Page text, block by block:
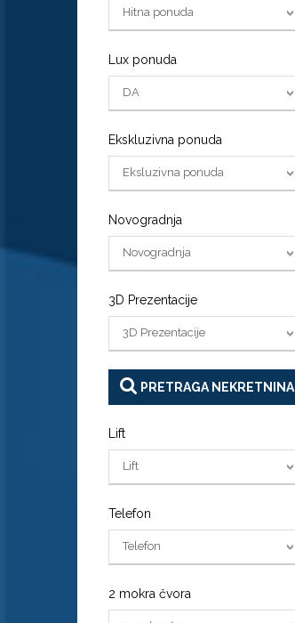
Hitna ponuda
Lux ponuda
DA
Ekskluzivna ponuda
Eksluzivna ponuda
Novogradnja
Novogradnja
3D Prezentacije
3D Prezentacije
PRETRAGA NEKRETNINA
Lift
Lift
Telefon
Telefon
2 mokra čvora